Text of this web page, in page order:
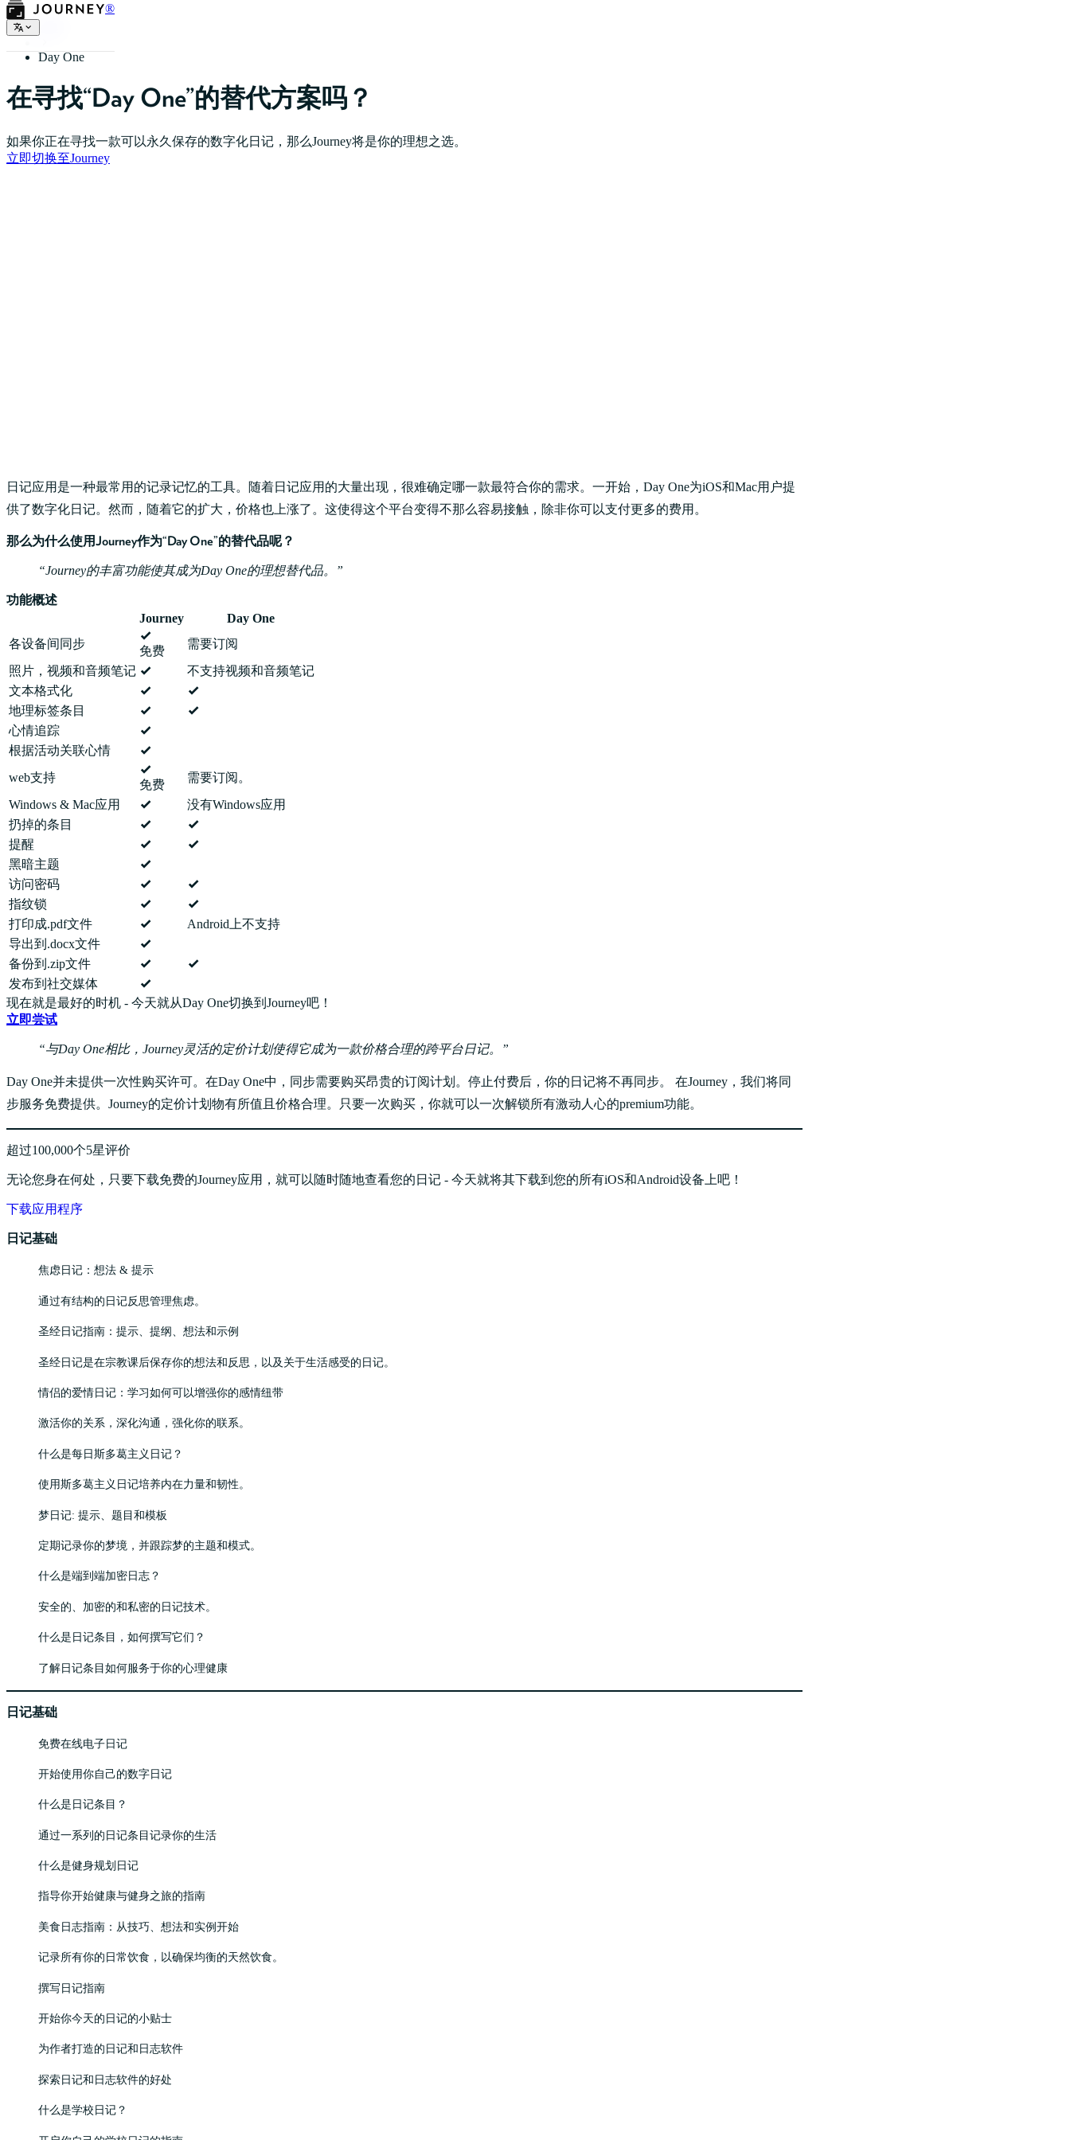
®
Day One
在寻找“Day One”的替代方案吗？
如果你正在寻找一款可以永久保存的数字化日记，那么Journey将是你的理想之选。
立即切换至Journey
日记应用是一种最常用的记录记忆的工具。随着日记应用的大量出现，很难确定哪一款最符合你的需求。一开始，Day One为iOS和Mac用户提
供了数字化日记。然而，随着它的扩大，价格也上涨了。这使得这个平台变得不那么容易接触，除非你可以支付更多的费用。
那么为什么使用Journey作为“Day One”的替代品呢？
Journey的丰富功能使其成为Day One的理想替代品。
功能概述
Journey
Day One
各设备间同步
免费
需要订阅
照片，视频和音频笔记
不支持视频和音频笔记
文本格式化
地理标签条目
心情追踪
根据活动关联心情
web支持
免费
需要订阅。
Windows & Mac应用
没有Windows应用
扔掉的条目
提醒
黑暗主题
访问密码
指纹锁
打印成.pdf文件
Android上不支持
导出到.docx文件
备份到.zip文件
发布到社交媒体
现在就是最好的时机 - 今天就从Day One切换到Journey吧！
立即尝试
与Day One相比，Journey灵活的定价计划使得它成为一款价格合理的跨平台日记。
Day One并未提供一次性购买许可。在Day One中，同步需要购买昂贵的订阅计划。停止付费后，你的日记将不再同步。 在Journey，我们将同
步服务免费提供。Journey的定价计划物有所值且价格合理。只要一次购买，你就可以一次解锁所有激动人心的premium功能。
超过100,000个5星评价
无论您身在何处，只要下载免费的Journey应用，就可以随时随地查看您的日记 - 今天就将其下载到您的所有iOS和Android设备上吧！
下载应用程序
日记基础
焦虑日记：想法 & 提示
通过有结构的日记反思管理焦虑。
圣经日记指南：提示、提纲、想法和示例
圣经日记是在宗教课后保存你的想法和反思，以及关于生活感受的日记。
情侣的爱情日记：学习如何可以增强你的感情纽带
激活你的关系，深化沟通，强化你的联系。
什么是每日斯多葛主义日记？
使用斯多葛主义日记培养内在力量和韧性。
梦日记: 提示、题目和模板
定期记录你的梦境，并跟踪梦的主题和模式。
什么是端到端加密日志？
安全的、加密的和私密的日记技术。
什么是日记条目，如何撰写它们？
了解日记条目如何服务于你的心理健康
日记基础
免费在线电子日记
开始使用你自己的数字日记
什么是日记条目？
通过一系列的日记条目记录你的生活
什么是健身规划日记
指导你开始健康与健身之旅的指南
美食日志指南：从技巧、想法和实例开始
记录所有你的日常饮食，以确保均衡的天然饮食。
撰写日记指南
开始你今天的日记的小贴士
为作者打造的日记和日志软件
探索日记和日志软件的好处
什么是学校日记？